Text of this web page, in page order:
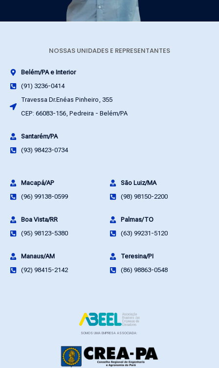
NOSSAS UNIDADES E REPRESENTANTES
Belém/PA e Interior
(91) 3236-0414
Travessa Dr.Enéas Pinheiro, 355
CEP: 66083-156, Pedreira - Belém/PA
Santarém/PA
(93) 98423-0734
Macapá/AP
(96) 99138-0599
São Luiz/MA
(98) 98150-2200
Boa Vista/RR
(95) 98123-5380
Palmas/TO
(63) 99231-5120
Manaus/AM
(92) 98415-2142
Teresina/PI
(86) 98863-0548
SOMOS UMA EMPRESA ASSOCIADA: